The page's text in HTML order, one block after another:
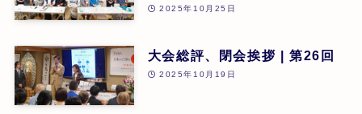
2025年10月25日
大会総評、閉会挨拶 | 第26回
2025年10月19日